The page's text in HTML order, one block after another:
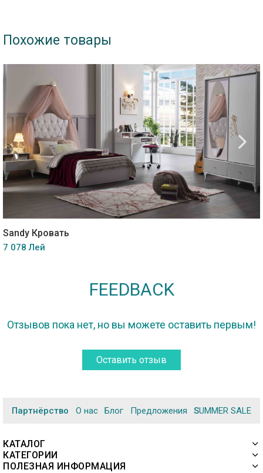
Похожие товары
Sandy Кровать
7 078 Лей
FEEDBACK
Отзывов пока нет, но вы можете оставить первым!
Оставить отзыв
Партнёрство О нас Блог Предложения SUMMER SALE
КАТАЛОГ
КАТЕГОРИИ
ПОЛЕЗНАЯ ИНФОРМАЦИЯ